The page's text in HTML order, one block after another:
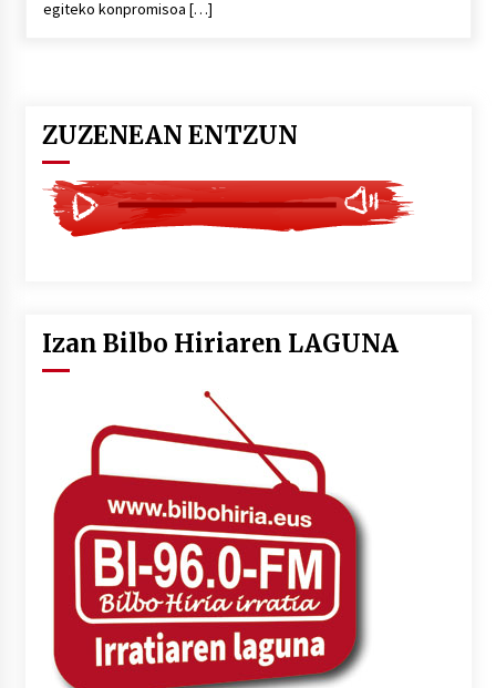
da
2026/07/07
2026/07/03
SOINUGELA: Paul McCartney eta Ringo Starr-en
lan berriak
2026/07/03
MUSIBLA #297: Bide, Boards Of Canada, Somak,
Tiga, Twisted Teens, Underscores, Habia
2026/07/02
egiteko konpromisoa […]
ZUZENEAN ENTZUN
Izan Bilbo Hiriaren LAGUNA